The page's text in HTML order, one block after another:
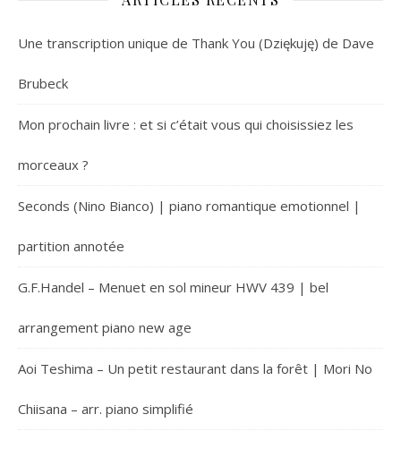
Une transcription unique de Thank You (Dziękuję) de Dave
Brubeck
Mon prochain livre : et si c’était vous qui choisissiez les
morceaux ?
Seconds (Nino Bianco) | piano romantique emotionnel |
partition annotée
G.F.Handel – Menuet en sol mineur HWV 439 | bel
arrangement piano new age
Aoi Teshima – Un petit restaurant dans la forêt | Mori No
Chiisana – arr. piano simplifié